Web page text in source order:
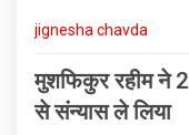
jignesha chavda
मुशफिकुर रहीम ने
से संन्यास ले लिया